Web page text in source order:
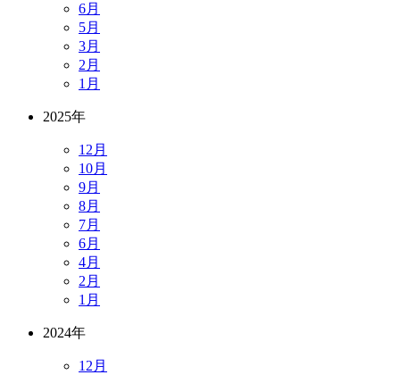
6月
5月
3月
2月
1月
2025年
12月
10月
9月
8月
7月
6月
4月
2月
1月
2024年
12月